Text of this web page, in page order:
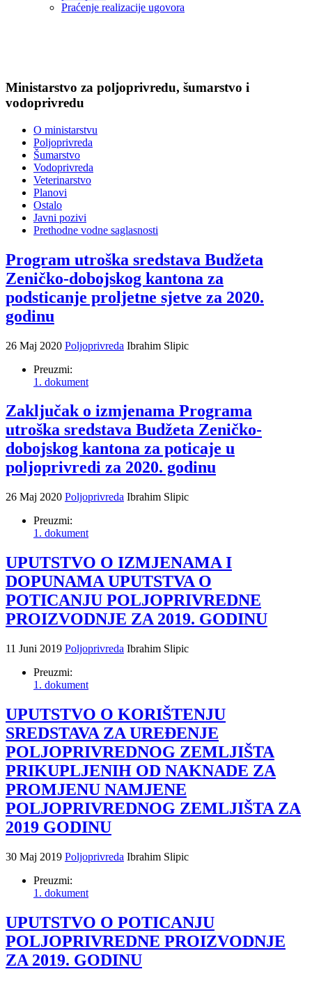
Praćenje realizacije ugovora
Ministarstvo za poljoprivredu, šumarstvo i
vodoprivredu
O ministarstvu
Poljoprivreda
Šumarstvo
Vodoprivreda
Veterinarstvo
Planovi
Ostalo
Javni pozivi
Prethodne vodne saglasnosti
Program utroška sredstava Budžeta
Zeničko-dobojskog kantona za
podsticanje proljetne sjetve za 2020.
godinu
26 Maj 2020 Poljoprivreda Ibrahim Slipic
Preuzmi:
1. dokument
Zaključak o izmjenama Programa
utroška sredstava Budžeta Zeničko-
dobojskog kantona za poticaje u
poljoprivredi za 2020. godinu
26 Maj 2020 Poljoprivreda Ibrahim Slipic
Preuzmi:
1. dokument
UPUTSTVO O IZMJENAMA I
DOPUNAMA UPUTSTVA O
POTICANJU POLJOPRIVREDNE
PROIZVODNJE ZA 2019. GODINU
11 Juni 2019 Poljoprivreda Ibrahim Slipic
Preuzmi:
1. dokument
UPUTSTVO O KORIŠTENJU
SREDSTAVA ZA UREĐENJE
POLJOPRIVREDNOG ZEMLJIŠTA
PRIKUPLJENIH OD NAKNADE ZA
PROMJENU NAMJENE
POLJOPRIVREDNOG ZEMLJIŠTA ZA
2019 GODINU
30 Maj 2019 Poljoprivreda Ibrahim Slipic
Preuzmi:
1. dokument
UPUTSTVO O POTICANJU
POLJOPRIVREDNE PROIZVODNJE
ZA 2019. GODINU